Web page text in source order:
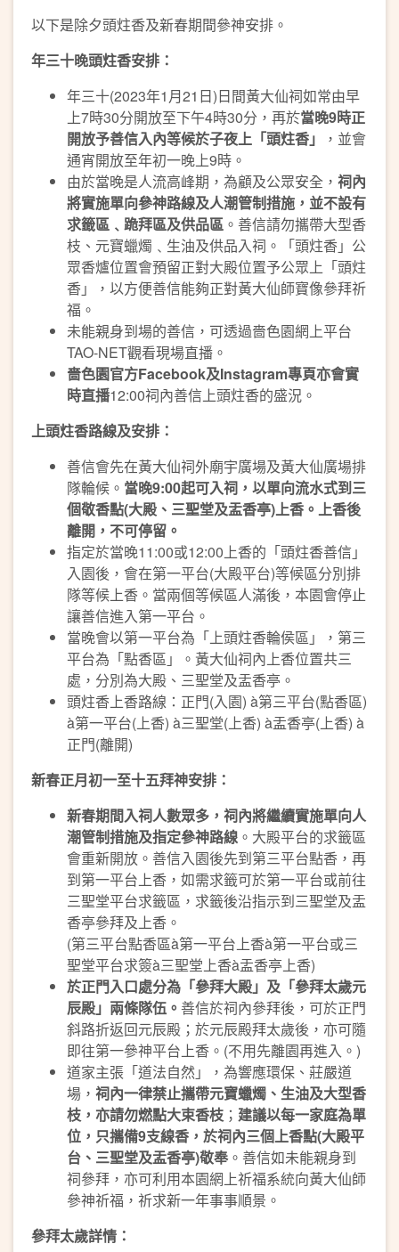
以下是除夕頭炷香及新春期間參神安排。
年三十晚頭炷香安排：
年三十(2023年1月21日)日間黃大仙祠如常由早
上7時30分開放至下午4時30分，再於當晚9時正
開放予善信入內等候於子夜上「頭炷香」
，並會
通宵開放至年初一晚上9時。
由於當晚是人流高峰期，為顧及公眾安全， 祠內
將實施單向參神路線及人潮管制措施，並不設有
求籤區﹑跪拜區及供品區 。善信請勿攜帶大型香
枝、元寶蠟燭﹑生油及供品入祠。「頭炷香」公
眾香爐位置會預留正對大殿位置予公眾上「頭炷
香」，以方便善信能夠正對黃大仙師寶像參拜祈
福。
未能親身到場的善信，可透過嗇色園網上平台
TAO-NET觀看現場直播。
嗇色園官方Facebook及Instagram專頁亦會實
時直播12:00祠內善信上頭炷香的盛況。
上頭炷香路線及安排：
善信會先在黃大仙祠外廟宇廣場及黃大仙廣場排
隊輪候。 當晚9:00起可入祠，以單向流水式到三
個敬香點(大殿、三聖堂及盂香亭)上香。上香後
離開，不可停留。
指定於當晚11:00或12:00上香的「頭炷香善信」
入園後，會在第一平台(大殿平台)等候區分別排
隊等候上香。當兩個等候區人滿後，本園會停止
讓善信進入第一平台。
當晚會以第一平台為「上頭炷香輪侯區」，第三
平台為「點香區」。黃大仙祠內上香位置共三
處，分別為大殿、三聖堂及盂香亭。
頭炷香上香路線：正門(入園) à第三平台(點香區)
à第一平台(上香) à三聖堂(上香) à盂香亭(上香) à
正門(離開)
新春正月初一至十五拜神安排：
新春期間入祠人數眾多，祠內將繼續實施單向人
潮管制措施及指定參神路線 。大殿平台的求籤區
會重新開放。善信入園後先到第三平台點香，再
到第一平台上香，如需求籤可於第一平台或前往
三聖堂平台求籤區，求籤後沿指示到三聖堂及盂
香亭參拜及上香。
(第三平台點香區à第一平台上香à第一平台或三
聖堂平台求簽à三聖堂上香à盂香亭上香)
於正門入口處分為「參拜大殿」及「參拜太歲元
辰殿」兩條隊伍。 善信於祠內參拜後，可於正門
斜路折返回元辰殿；於元辰殿拜太歲後，亦可隨
即往第一參神平台上香。(不用先離園再進入。)
道家主張「道法自然」，為響應環保、莊嚴道
場， 祠內一律禁止攜帶元寶蠟燭、生油及大型香
枝，亦請勿燃點大束香枝 ； 建議以每一家庭為單
位，只攜備9支線香，於祠內三個上香點(大殿平
台、三聖堂及盂香亭)敬奉。善信如未能親身到
祠參拜，亦可利用本園網上祈福系統向黃大仙師
參神祈福，祈求新一年事事順景。
參拜太歲詳情：